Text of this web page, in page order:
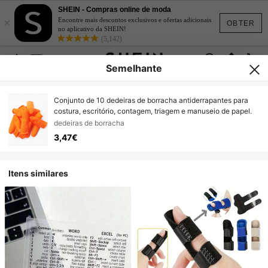
OBTER
×
SHEIN - Compras online de moda
Encontre mais descontos exclusivos e ofertas adicionais
no aplicativo da SHEIN!
(5,142)
Semelhante
Conjunto de 10 dedeiras de borracha antiderrapantes para
costura, escritório, contagem, triagem e manuseio de papel.
dedeiras de borracha
3,47€
Itens similares